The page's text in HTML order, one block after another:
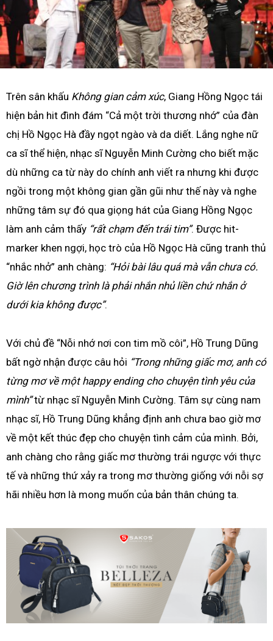
Trên sân khấu Không gian cảm xúc, Giang Hồng Ngọc tái
hiện bản hit đình đám “Cả một trời thương nhớ” của đàn
chị Hồ Ngọc Hà đầy ngọt ngào và da diết. Lắng nghe nữ
ca sĩ thể hiện, nhạc sĩ Nguyễn Minh Cường cho biết mặc
dù những ca từ này do chính anh viết ra nhưng khi được
ngồi trong một không gian gần gũi như thế này và nghe
những tâm sự đó qua giọng hát của Giang Hồng Ngọc
làm anh cảm thấy “rất chạm đến trái tim”. Được hit-
marker khen ngợi, học trò của Hồ Ngọc Hà cũng tranh thủ
“nhắc nhở” anh chàng: “Hỏi bài lâu quá mà vẫn chưa có.
Giờ lên chương trình là phải nhắn nhủ liền chứ nhắn ở
dưới kia không được”.
Với chủ đề “Nỗi nhớ nơi con tim mồ côi”, Hồ Trung Dũng
bất ngờ nhận được câu hỏi “Trong những giấc mơ, anh có
từng mơ về một happy ending cho chuyện tình yêu của
mình”từ nhạc sĩ Nguyễn Minh Cường. Tâm sự cùng nam
nhạc sĩ, Hồ Trung Dũng khẳng định anh chưa bao giờ mơ
về một kết thúc đẹp cho chuyện tình cảm của mình. Bởi,
anh chàng cho rằng giấc mơ thường trái ngược với thực
tế và những thứ xảy ra trong mơ thường giống với nỗi sợ
hãi nhiều hơn là mong muốn của bản thân chúng ta.